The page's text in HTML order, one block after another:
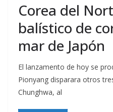
Corea del
balístico de
mar de Japón
El lanzamento de hoy se
Pionyang disparara otros
Chunghwa, al